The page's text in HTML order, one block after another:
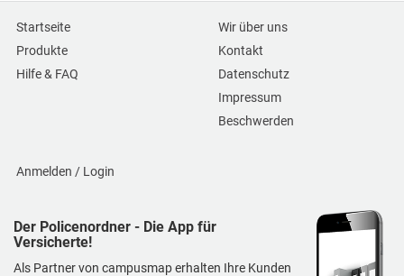
Startseite
Produkte
Hilfe & FAQ
Wir über uns
Kontakt
Datenschutz
Impressum
Beschwerden
Anmelden / Login
Der Policenordner - Die App für
Versicherte!
Als Partner von campusmap erhalten Ihre Kunden